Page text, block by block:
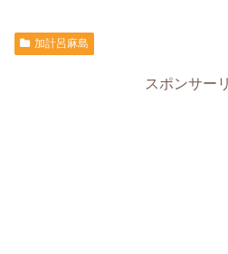
加計呂麻島
スポンサー